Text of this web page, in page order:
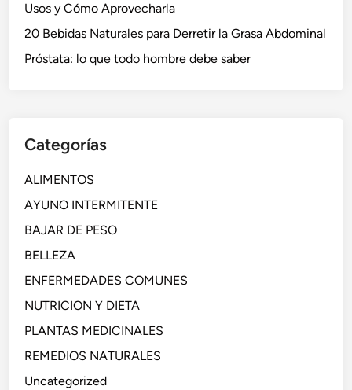
Usos y Cómo Aprovecharla
20 Bebidas Naturales para Derretir la Grasa Abdominal
Próstata: lo que todo hombre debe saber
Categorías
ALIMENTOS
AYUNO INTERMITENTE
BAJAR DE PESO
BELLEZA
ENFERMEDADES COMUNES
NUTRICION Y DIETA
PLANTAS MEDICINALES
REMEDIOS NATURALES
Uncategorized